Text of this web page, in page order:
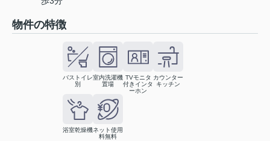
物件の特徴
バストイレ
別
室内洗濯機
置場
TVモニタ
付きインタ
ーホン
カウンター
キッチン
浴室乾燥機ネット使用
料無料